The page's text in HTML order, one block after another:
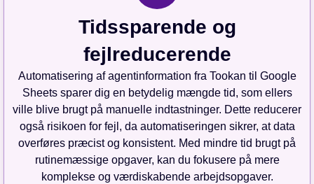
Tidssparende og
fejlreducerende
Automatisering af agentinformation fra Tookan til Google
Sheets sparer dig en betydelig mængde tid, som ellers
ville blive brugt på manuelle indtastninger. Dette reducerer
også risikoen for fejl, da automatiseringen sikrer, at data
overføres præcist og konsistent. Med mindre tid brugt på
rutinemæssige opgaver, kan du fokusere på mere
komplekse og værdiskabende arbejdsopgaver.